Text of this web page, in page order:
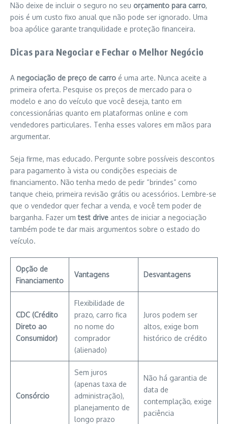
Não deixe de incluir o seguro no seu orçamento para carro,
pois é um custo fixo anual que não pode ser ignorado. Uma
boa apólice garante tranquilidade e proteção financeira.
Dicas para Negociar e Fechar o Melhor Negócio
A negociação de preço de carro é uma arte. Nunca aceite a
primeira oferta. Pesquise os preços de mercado para o
modelo e ano do veículo que você deseja, tanto em
concessionárias quanto em plataformas online e com
vendedores particulares. Tenha esses valores em mãos para
argumentar.
Seja firme, mas educado. Pergunte sobre possíveis descontos
para pagamento à vista ou condições especiais de
financiamento. Não tenha medo de pedir “brindes” como
tanque cheio, primeira revisão grátis ou acessórios. Lembre-se
que o vendedor quer fechar a venda, e você tem poder de
barganha. Fazer umtest drive antes de iniciar a negociação
também pode te dar mais argumentos sobre o estado do
veículo.
Opção de
Financiamento
Vantagens Desvantagens
CDC (Crédito
Direto ao
Consumidor)
Flexibilidade de
prazo, carro fica
no nome do
comprador
(alienado)
Juros podem ser
altos, exige bom
histórico de crédito
Consórcio
Sem juros
(apenas taxa de
administração),
planejamento de
longo prazo
Não há garantia de
data de
contemplação, exige
paciência